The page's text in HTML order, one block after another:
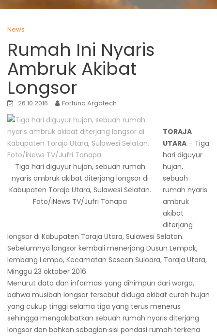
News
Rumah Ini Nyaris
Ambruk Akibat
Longsor
26.10.2016 Fortuna Argatech
Tiga hari diguyur hujan, sebuah rumah
nyaris ambruk akibat diterjang longsor di
Kabupaten Toraja Utara, Sulawesi Selatan.
Foto/iNews TV/Jufri Tonapa
TORAJA
UTARA – Tiga
hari diguyur
hujan,
sebuah
rumah nyaris
ambruk
akibat
diterjang
longsor di Kabupaten Toraja Utara, Sulawesi Selatan.
Sebelumnya longsor kembali menerjang Dusun Lempok,
lembang Lempo, Kecamatan Sesean Suloara, Toraja Utara,
Minggu 23 oktober 2016.
Menurut data dan informasi yang dihimpun dari warga,
bahwa musibah longsor tersebut diduga akibat curah hujan
yang cukup tinggi selama tiga yang terus menerus
sehingga mengakibatkan sebuah rumah nyaris diterjang
longsor dan bahkan sebagian sisi pondasi rumah terkena